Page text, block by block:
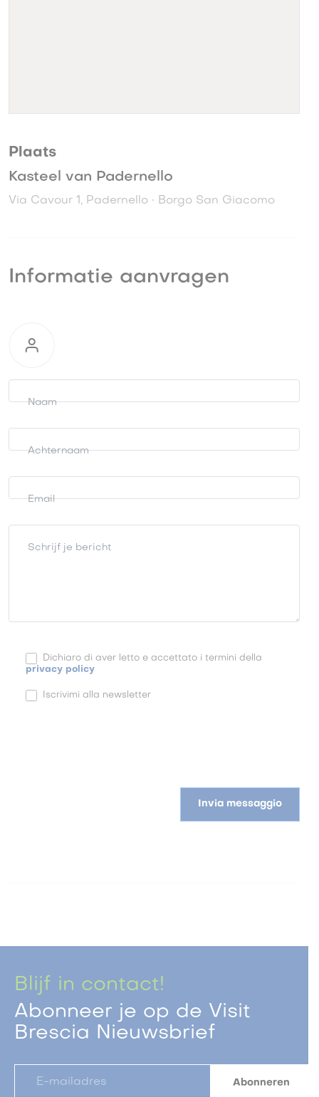
Plaats
Kasteel van Padernello
Via Cavour 1, Padernello • Borgo San Giacomo
Informatie aanvragen
Informatie
aanvragen
Naam
Achternaam
Email
Schrijf je bericht
Dichiaro di aver letto e accettato i termini della
privacy policy
Iscrivimi alla newsletter
Invia messaggio
Blijf in contact!
Abonneer je op de Visit
Brescia Nieuwsbrief